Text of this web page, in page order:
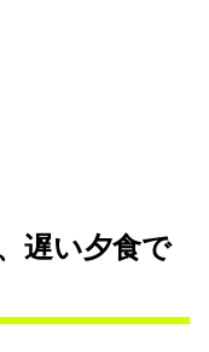
遅い夕食で